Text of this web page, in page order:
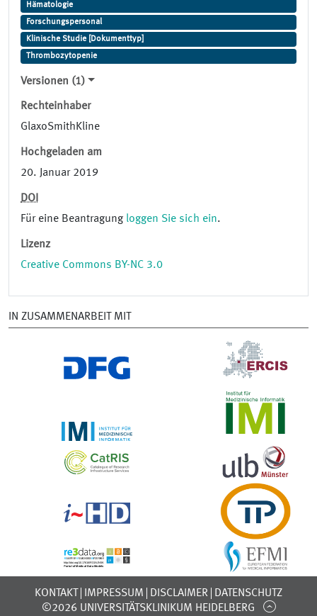
Hämatologie
Forschungspersonal
Klinische Studie [Dokumenttyp]
Thrombozytopenie
Versionen (1)
Rechteinhaber
GlaxoSmithKline
Hochgeladen am
20. Januar 2019
DOI
Für eine Beantragung loggen Sie sich ein.
Lizenz
Creative Commons BY-NC 3.0
IN ZUSAMMENARBEIT MIT
KONTAKT IMPRESSUM DISCLAIMER
DATENSCHUTZ
©2026 UNIVERSITÄTSKLINIKUM HEIDELBERG